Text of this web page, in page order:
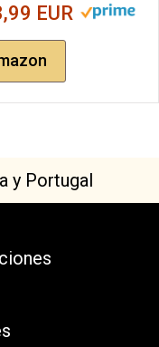
EUR
y Portugal